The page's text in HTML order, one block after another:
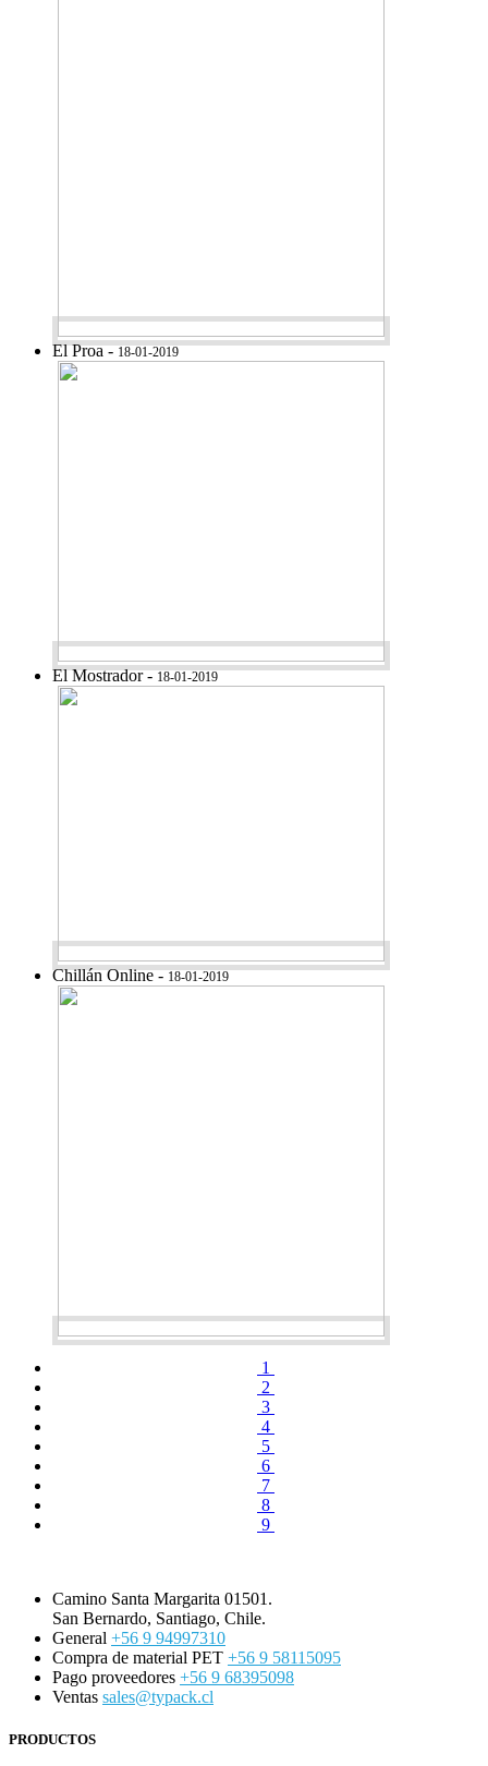
El Proa -18-01-2019
El Mostrador -18-01-2019
Chillán Online -18-01-2019
1
2
3
4
5
6
7
8
9
Camino Santa Margarita 01501.
San Bernardo, Santiago, Chile.
General +56 9 94997310
Compra de material PET +56 9 58115095
Pago proveedores +56 9 68395098
Ventas sales@typack.cl
PRODUCTOS